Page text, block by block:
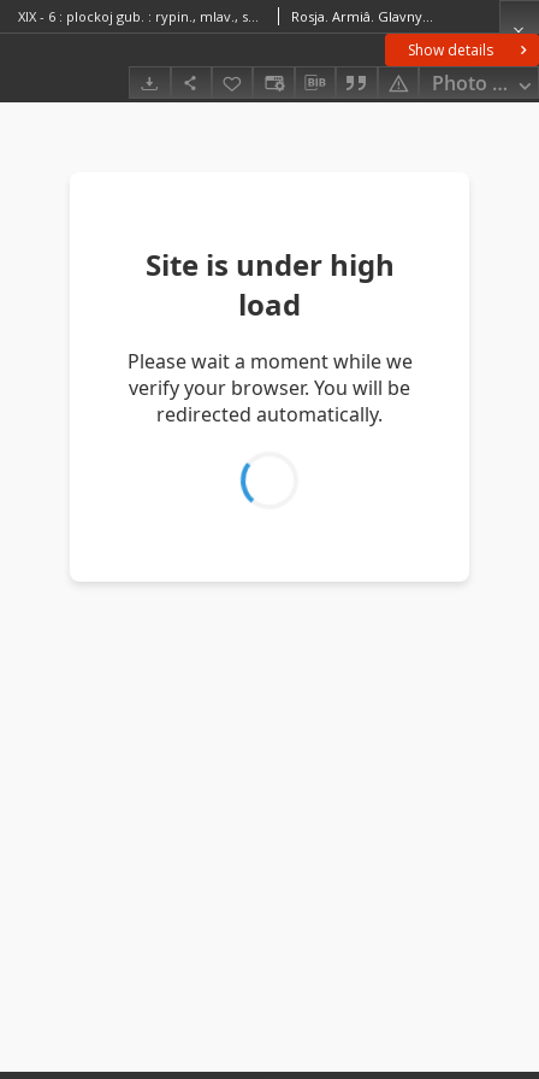
Show details
Photo
XIX - 6 : plockoj gub. : rypin., mlav., serpec. uězd. Rosja. Armiâ. Glavnyj štab. Voenno-topografičeskij otdelRosja. Armiâ. Glavnyj štab. Litografìâ kartografičeskago zavedenìâ